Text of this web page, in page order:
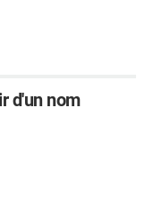
d'un nom